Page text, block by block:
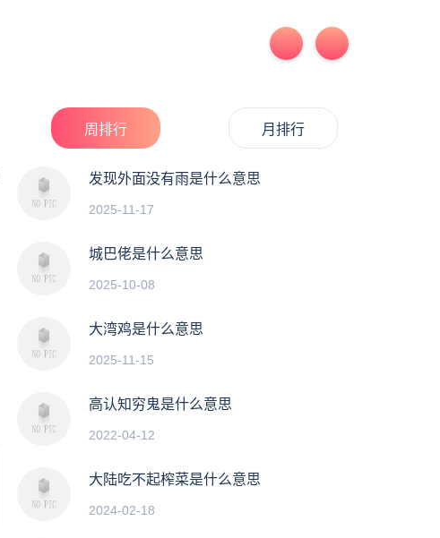
周排行 月排行
发现外面没有雨是什么意思
2025-11-17
城巴佬是什么意思
2025-10-08
大湾鸡是什么意思
2025-11-15
高认知穷鬼是什么意思
2022-04-12
大陆吃不起榨菜是什么意思
2024-02-18